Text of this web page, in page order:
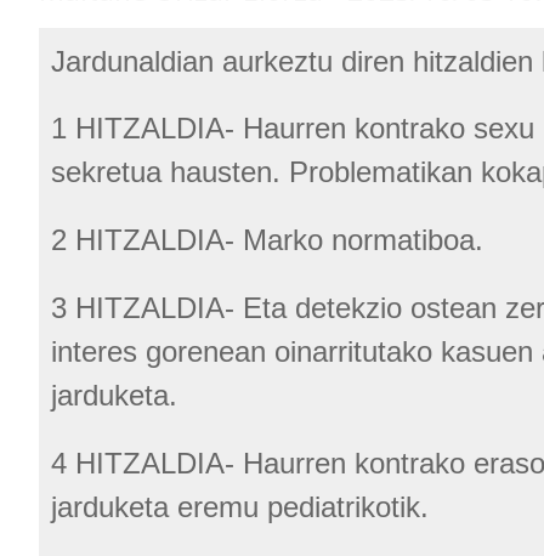
Jardunaldian aurkeztu diren hitzaldien
1 HITZALDIA- Haurren kontrako sexu
sekretua hausten. Problematikan
2 HITZALDIA- Marko normatiboa.
3 HITZALDIA- Eta detekzio ostean
interes gorenean oinarritutako kasuen
jarduketa.
4 HITZALDIA- Haurren kontrako
jarduketa eremu pediatrikotik.